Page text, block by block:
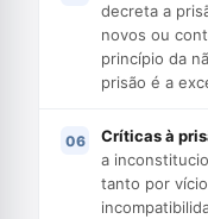
decreta a
novos ou
princípio da
prisão é a
Críticas à
a
tanto por